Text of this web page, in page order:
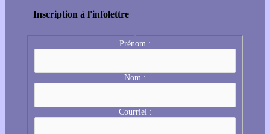
Inscription à l'infolettre
Prénom :
Nom :
Courriel :